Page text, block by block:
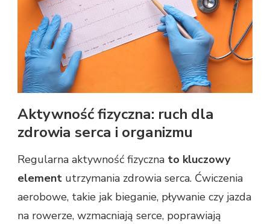
Aktywność fizyczna: ruch dla
zdrowia serca i organizmu
Regularna aktywność fizyczna to kluczowy
element utrzymania zdrowia serca. Ćwiczenia
aerobowe, takie jak bieganie, pływanie czy jazda
na rowerze, wzmacniają serce, poprawiają